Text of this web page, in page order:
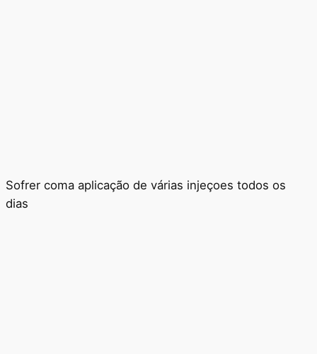
Sofrer coma aplicação de várias injeçoes todos os
dias